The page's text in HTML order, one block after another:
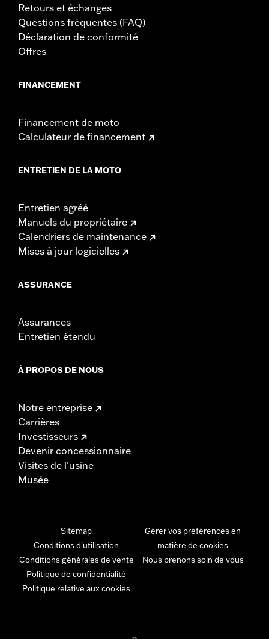
Retours et échanges
Questions fréquentes (FAQ)
Déclaration de conformité
Offres
FINANCEMENT
Financement de moto
Calculateur de financement
ENTRETIEN DE LA MOTO
Entretien agréé
Manuels du propriétaire
Calendriers de maintenance
Mises à jour logicielles
ASSURANCE
Assurances
Entretien étendu
À PROPOS DE NOUS
Notre entreprise
Carrières
Investisseurs
Devenir concessionnaire
Visites de l’usine
Musée
Sitemap
Conditions d'utilisation
Conditions générales de vente
Politique de confidentialité
Politique relative aux cookies
Gérer vos préférences en
matière de cookies
Nous prenons soin de vous